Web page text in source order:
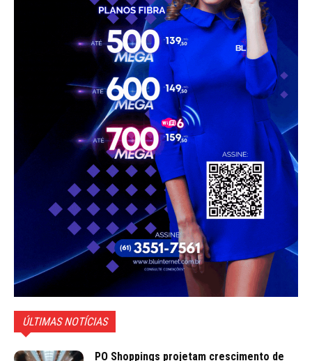
ÚLTIMAS NOTÍCIAS
PO Shoppings projetam crescimento de